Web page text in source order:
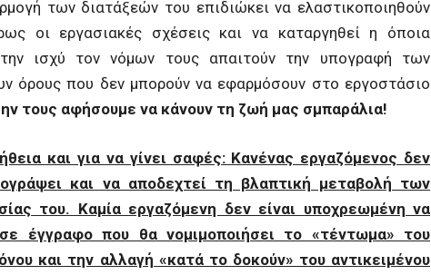
των διατάξεών του επιδιώκει να ελαστικοποιηθούν
οι εργασιακές σχέσεις και να καταργηθεί η όποια
την ισχύ τον νόμων τους απαιτούν την υπογραφή των
όρους που δεν μπορούν να εφαρμόσουν στο εργοστάσιο
τους αφήσουμε να κάνουν τη ζωή μας σμπαράλια!
και για να γίνει σαφές: Κανένας εργαζόμενος δεν
και να αποδεχτεί τη βλαπτική μεταβολή των
του. Καμία εργαζόμενη δεν είναι υποχρεωμένη να
έγγραφο που θα νομιμοποιήσει το «τέντωμα» του
και την αλλαγή «κατά το δοκούν» του αντικειμένου